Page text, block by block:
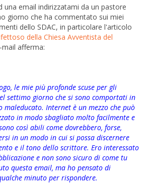
una email indirizzatami da un pastore
giorno che ha commentato sui miei
dello SDAC, in particolare l'articolo
della Chiesa Avventista del
mail afferma:
le mie più profonde scuse per gli
settimo giorno che si sono comportati in
maleducato. Internet è un mezzo che può
in modo sbagliato molto facilmente e
così abili come dovrebbero, forse,
in un modo in cui si possa discernere
e il tono dello scrittore. Ero interessato
e non sono sicuro di come tu
questa email, ma ho pensato di
minuto per rispondere.